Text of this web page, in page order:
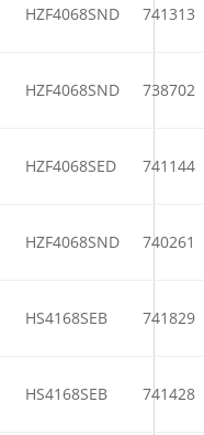
HZF4068SND 741313
HZF4068SND 738702
HZF4068SED 741144
HZF4068SND 740261
HS4168SEB 741829
HS4168SEB 741428